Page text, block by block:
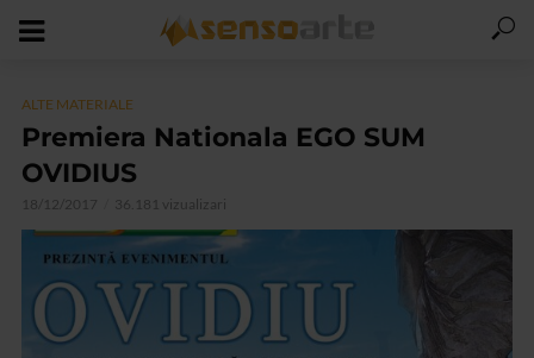
ALTE MATERIALE
Premiera Nationala EGO SUM
OVIDIUS
18/12/2017 36.181 vizualizari